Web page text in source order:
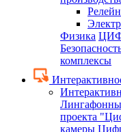
Физика
комплексы
проекта
камеры